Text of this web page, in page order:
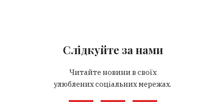
Слідкуйте за нами
Читайте новини в своїх
улюблених соціальних мережах.